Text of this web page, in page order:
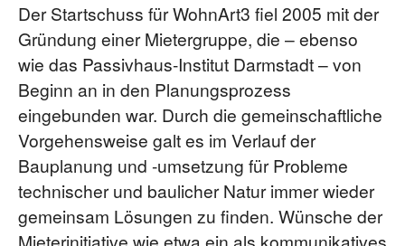
Der Startschuss für WohnArt3 fiel 2005 mit der
Gründung einer Mietergruppe, die – ebenso
wie das Passivhaus-Institut Darmstadt – von
Beginn an in den Planungsprozess
eingebunden war. Durch die gemeinschaftliche
Vorgehensweise galt es im Verlauf der
Bauplanung und -umsetzung für Probleme
technischer und baulicher Natur immer wieder
gemeinsam Lösungen zu finden. Wünsche der